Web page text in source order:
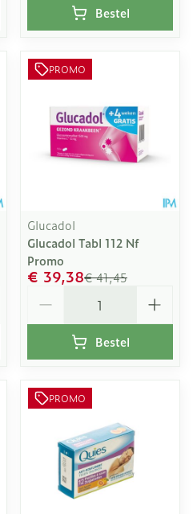
Bestel
PROMO
Glucadol
Glucadol Tabl 112 Nf
Promo
€ 41,45
€ 39,38
Bestel
PROMO